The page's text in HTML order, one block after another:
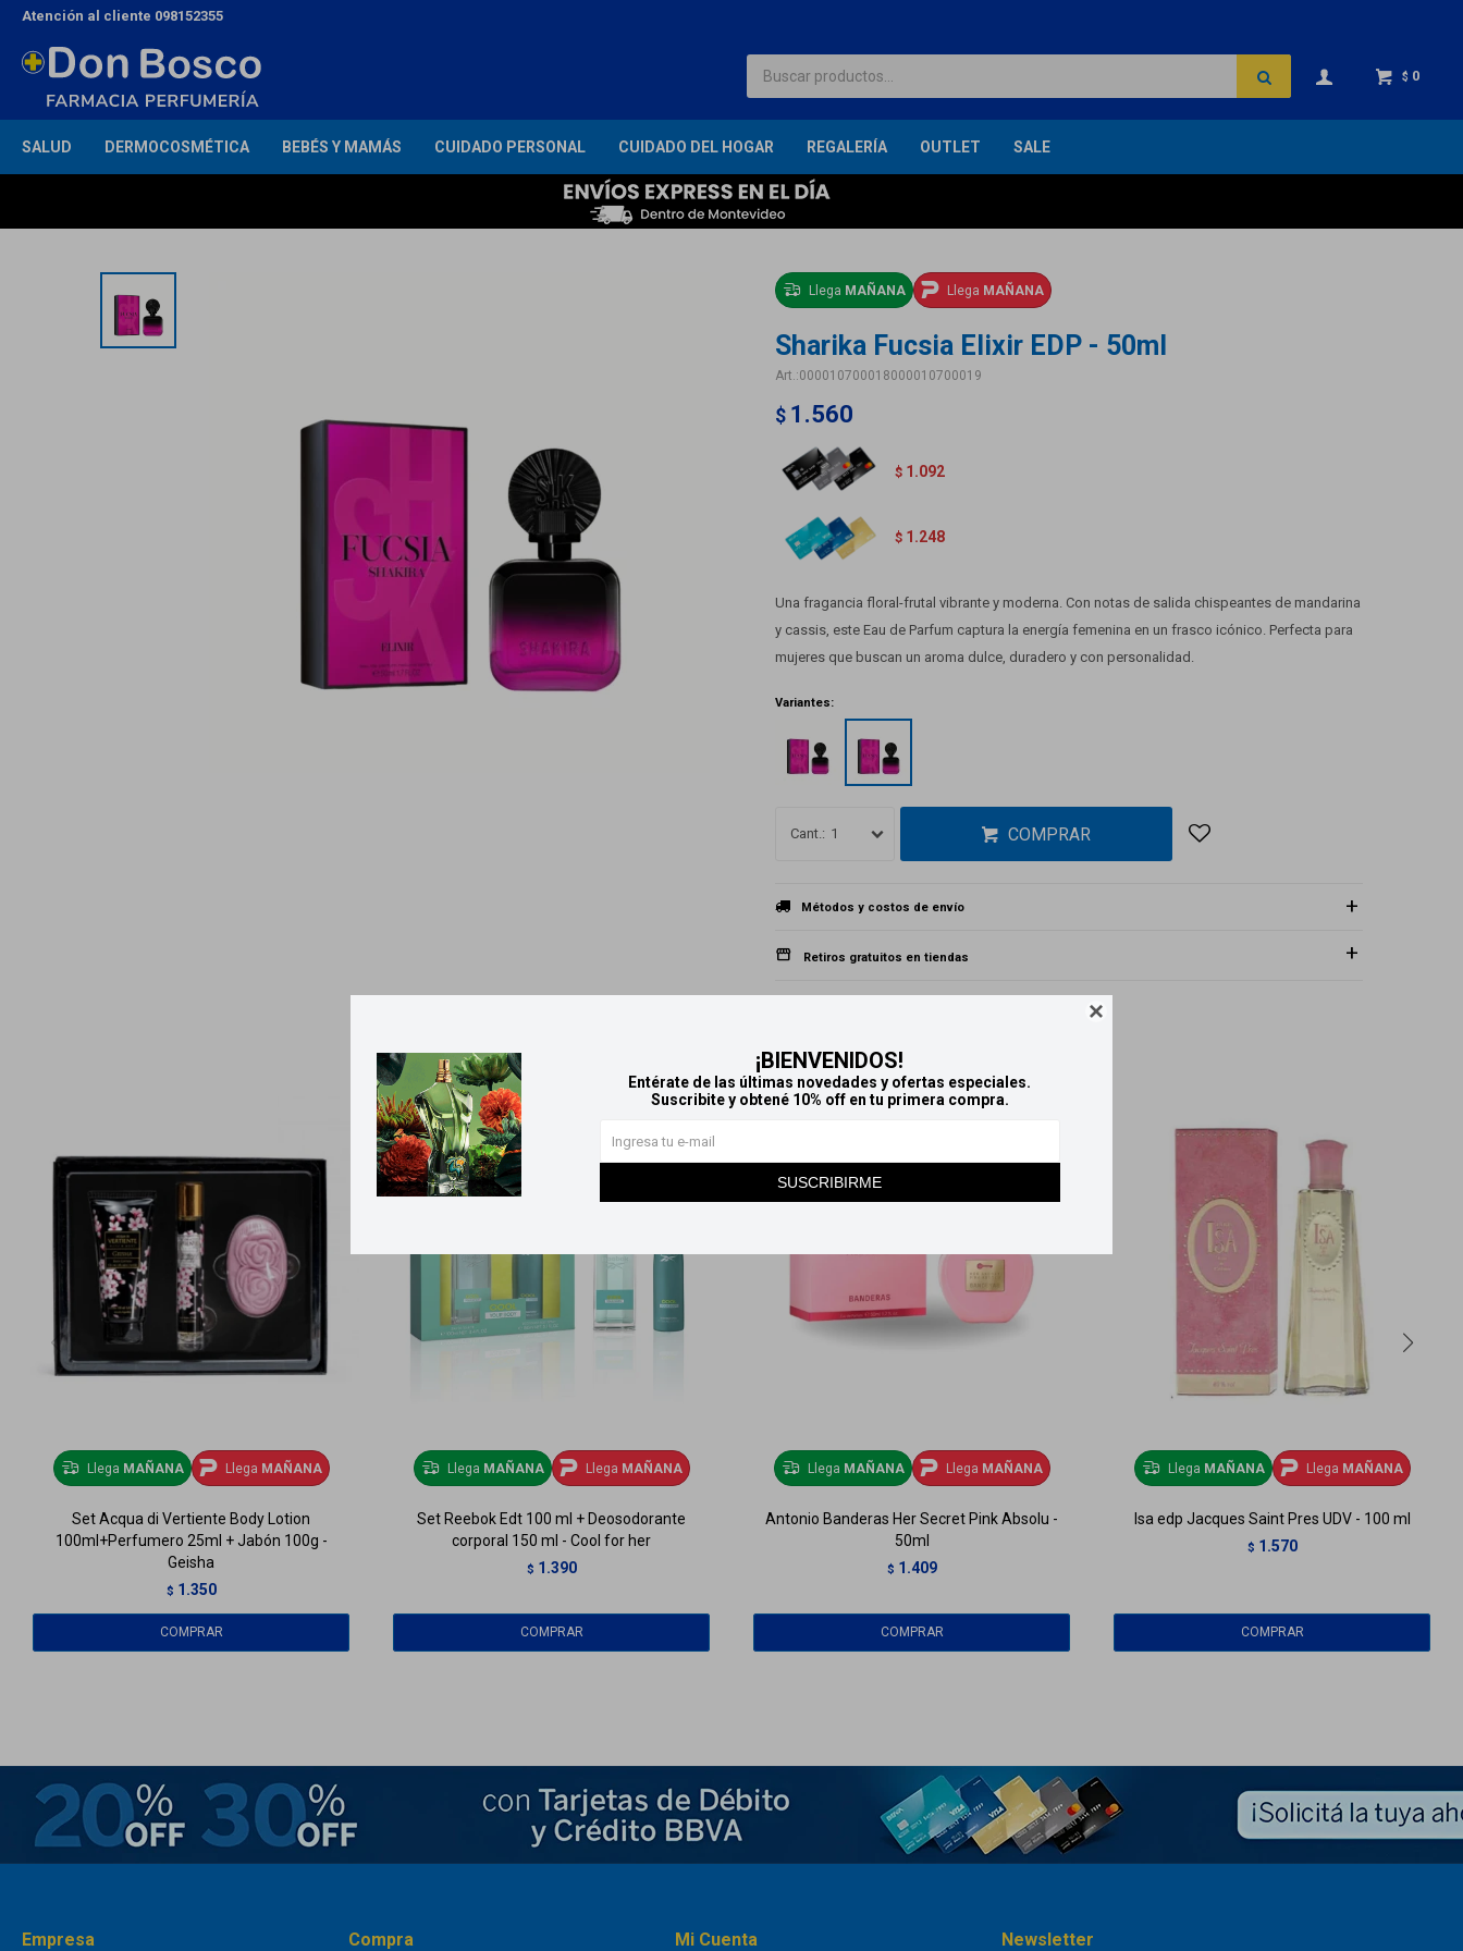

¡BIENVENIDOS!
Entérate de las últimas novedades y ofertas especiales.
Suscribite y obtené 10% off en tu primera compra.
SUSCRIBIRME
SALUD DERMOCOSMÉTICA BEBÉS Y MAMÁS CUIDADO PERSONAL CUIDADO DEL HOGAR REGALERÍA OUTLET SALE
$ 0
Atención al cliente 098152355
Llega MAÑANA Llega MAÑANA
Sharika Fucsia Elixir EDP - 50ml
000010700018000010700019
$ 1.560
$ 1.092
$ 1.248
Una fragancia floral-frutal vibrante y moderna. Con notas de salida chispeantes de mandarina
y cassis, este Eau de Parfum captura la energía femenina en un frasco icónico. Perfecta para
mujeres que buscan un aroma dulce, duradero y con personalidad.
Variantes:
1 COMPRAR
Métodos y costos de envío
Retiros gratuitos en tiendas
Llega MAÑANA Llega MAÑANA
Set Acqua di Vertiente Body Lotion
100ml+Perfumero 25ml + Jabón 100g -
Geisha
$ 1.350
Llega MAÑANA Llega MAÑANA
Set Reebok Edt 100 ml + Deosodorante
corporal 150 ml - Cool for her
$ 1.390
Llega MAÑANA Llega MAÑANA
Antonio Banderas Her Secret Pink Absolu -
50ml
$ 1.409
Llega MAÑANA Llega MAÑANA
Isa edp Jacques Saint Pres UDV - 100 ml
$ 1.570
Empresa Compra Mi Cuenta Newsletter